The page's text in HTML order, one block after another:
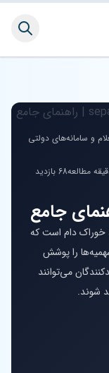
و سامانه‌های دولتی
68 بازدید
خوراک دام است که
را پوشش
می‌توانند
شوند.